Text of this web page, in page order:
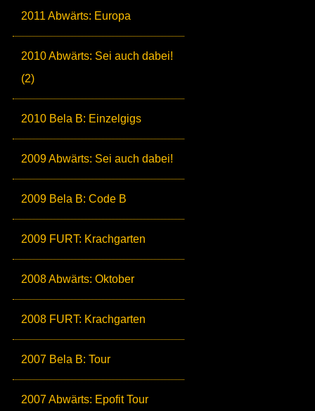
2011 Abwärts: Europa
2010 Abwärts: Sei auch dabei!
(2)
2010 Bela B: Einzelgigs
2009 Abwärts: Sei auch dabei!
2009 Bela B: Code B
2009 FURT: Krachgarten
2008 Abwärts: Oktober
2008 FURT: Krachgarten
2007 Bela B: Tour
2007 Abwärts: Epofit Tour